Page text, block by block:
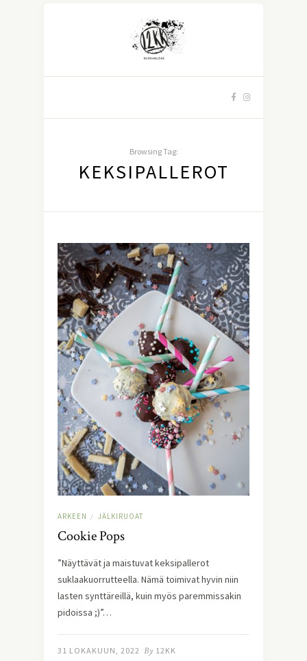
Browsing Tag:
KEKSIPALLEROT
ARKEEN / JÄLKIRUOAT
Cookie Pops
”Näyttävät ja maistuvat keksipallerot
suklaakuorrutteella. Nämä toimivat hyvin niin
lasten synttäreillä, kuin myös paremmissakin
pidoissa ;)”…
31 LOKAKUUN, 2022 By 12KK